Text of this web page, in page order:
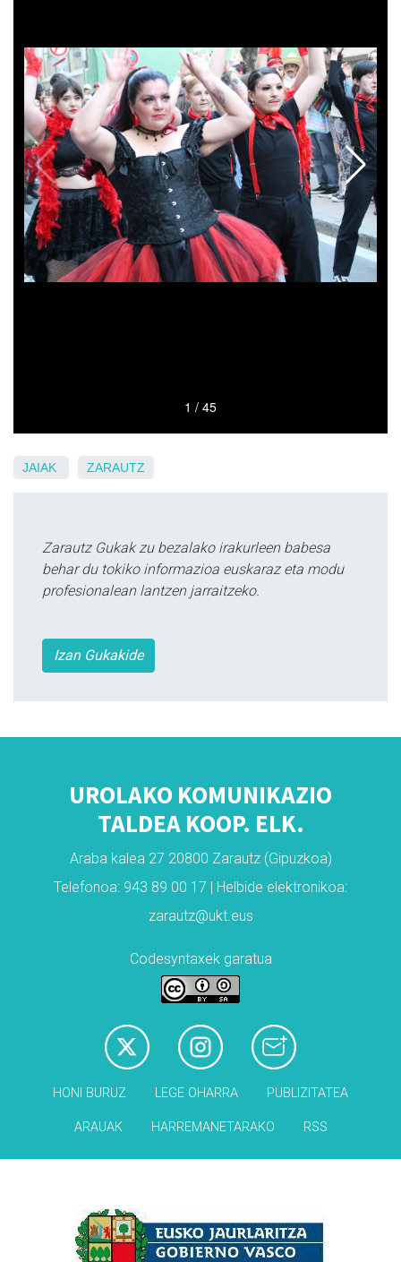
JAIAK ZARAUTZ
Zarautz Gukak zu bezalako irakurleen babesa
behar du tokiko informazioa euskaraz eta modu
profesionalean lantzen jarraitzeko.
Izan Gukakide
UROLAKO KOMUNIKAZIO
TALDEA KOOP. ELK.
Araba kalea 27 20800 Zarautz (Gipuzkoa)
Telefonoa: 943 89 00 17 | Helbide elektronikoa:
zarautz@ukt.eus
Codesyntaxek garatua
HONI BURUZ LEGE OHARRA PUBLIZITATEA
ARAUAK HARREMANETARAKO RSS